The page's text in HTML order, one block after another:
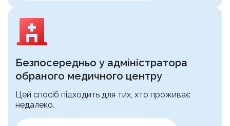
Безпосередньо у адміністратора
обраного медичного центру
Цей спосіб підходить для тих, хто проживає
недалеко.